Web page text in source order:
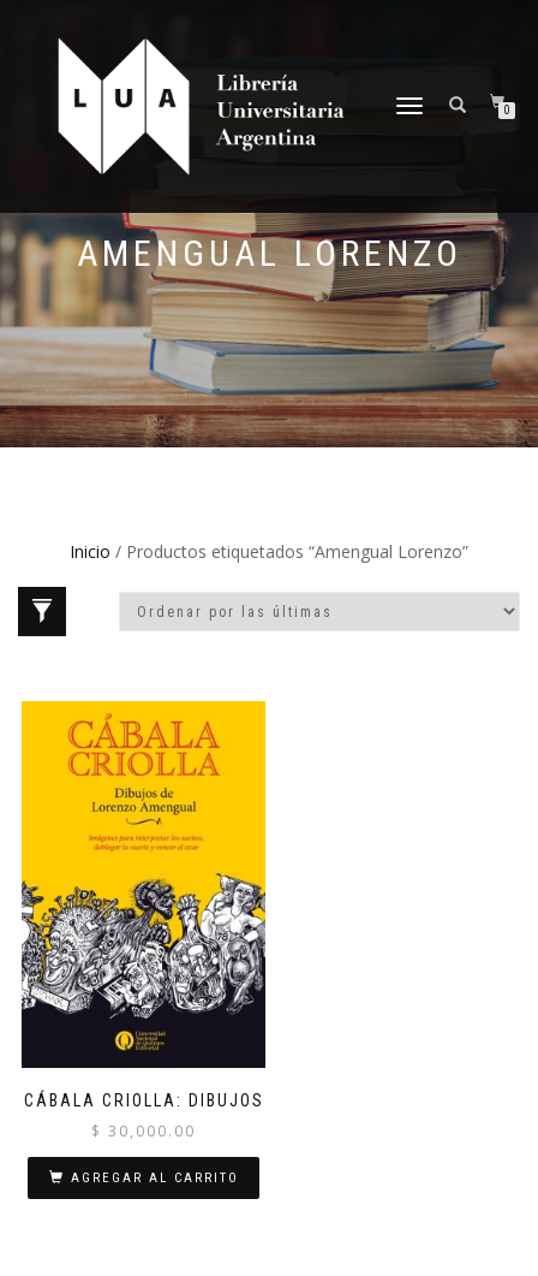
NAVEGACIÓN
0
AMENGUAL LORENZO
Inicio / Productos etiquetados “Amengual Lorenzo”
CÁBALA CRIOLLA: DIBUJOS
$ 30,000.00
AGREGAR AL CARRITO